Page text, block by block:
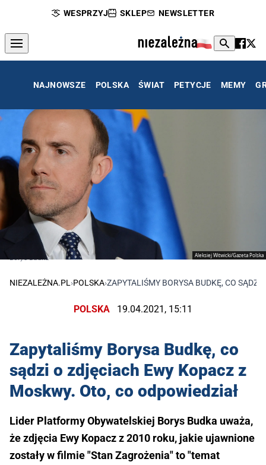
WESPRZYJ SKLEP NEWSLETTER
NAJNOWSZE POLSKA ŚWIAT PETYCJE MEMY
Aleksiej Witwicki/Gazeta Polska
Borys Budka
NIEZALEŻNA.PL›POLSKA›ZAPYTALIŚMY BORYSA BUDKĘ, CO SĄDZI
POLSKA 19.04.2021, 15:11
Zapytaliśmy Borysa Budkę, co
sądzi o zdjęciach Ewy Kopacz z
Moskwy. Oto, co odpowiedział
Lider Platformy Obywatelskiej Borys Budka uważa,
że zdjęcia Ewy Kopacz z 2010 roku, jakie ujawnione
zostały w filmie "Stan Zagrożenia" to "temat